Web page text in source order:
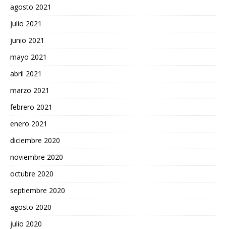
agosto 2021
julio 2021
junio 2021
mayo 2021
abril 2021
marzo 2021
febrero 2021
enero 2021
diciembre 2020
noviembre 2020
octubre 2020
septiembre 2020
agosto 2020
julio 2020